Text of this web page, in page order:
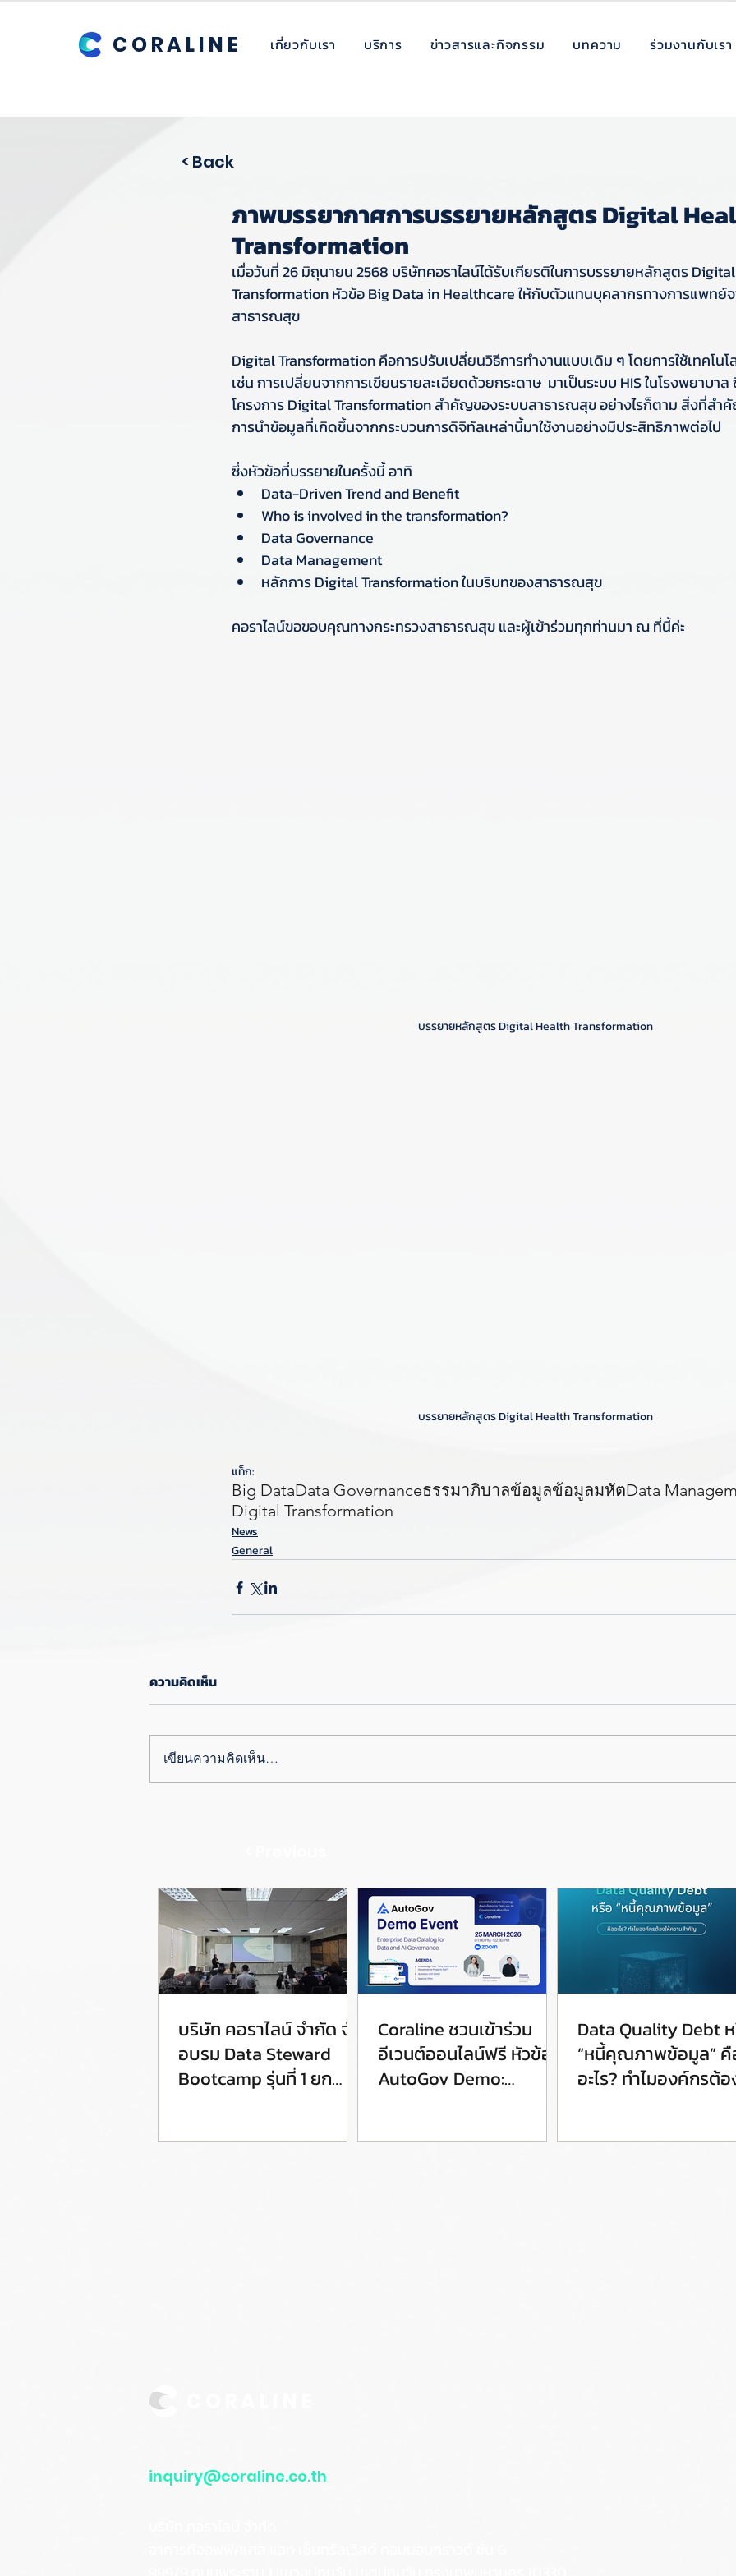
CORALINE เกี่ยวกับเรา บริการ ข่าวสารและกิจกรรม บทความ ร่วมงานกับเรา
< Back
ภาพบรรยากาศการบรรยายหลักสูตร Digital
Transformation
เมื่อวันที่ 26 มิถุนายน 2568 บริษัทคอราไลน์ได้รับเกียรติในการบรรยายหลักสูตร
Transformation หัวข้อ Big Data in Healthcare ให้กับตัวแทนบุคลากรทางการแพทย์
สาธารณสุข
Digital Transformation คือการปรับเปลี่ยนวิธีการทำงานแบบเดิม ๆ โดยการใช้เทคโน
เช่น การเปลี่ยนจากการเขียนรายละเอียดด้วยกระดาษ  มาเป็นระบบ HIS ในโรงพยาบา
โครงการ Digital Transformation สำคัญของระบบสาธารณสุข อย่างไรก็ตาม สิ่งที่ส
การนำข้อมูลที่เกิดขึ้นจากกระบวนการดิจิทัลเหล่านี้มาใช้งานอย่างมีประสิทธิภาพต่อไป
ซึ่งหัวข้อที่บรรยายในครั้งนี้ อาทิ
Data-Driven Trend and Benefit
Who is involved in the transformation?
Data Governance
Data Management
หลักการ Digital Transformation ในบริบทของสาธารณสุข
คอราไลน์ขอขอบคุณทางกระทรวงสาธารณสุข และผู้เข้าร่วมทุกท่านมา ณ ที่นี้ค่ะ
บรรยายหลักสูตร Digital Health Transformation
บรรยายหลักสูตร Digital Health Transformation
แท็ก:
Big DataData Governanceธรรมาภิบาลข้อมูลข้อมูลมหัตData
Digital Transformation
News
General
ความคิดเห็น
เขียนความคิดเห็น…
บริษัท คอราไลน์ จำกัด จัด
อบรม Data Steward
Bootcamp รุ่นที่ 1 ยก
Coraline ชวนเข้าร่วม
อีเวนต์ออนไลน์ฟรี หัวข้อ
AutoGov Demo:
Data Quality Debt
“หนี้คุณภาพข้อมูล”
อะไร? ทำไมองค์กรต้อ
inquiry@coraline.co.th